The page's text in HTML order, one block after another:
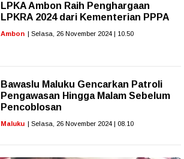
LPKA Ambon Raih Penghargaan
LPKRA 2024 dari Kementerian PPPA
Ambon | Selasa, 26 November 2024 | 10.50
Bawaslu Maluku Gencarkan Patroli
Pengawasan Hingga Malam Sebelum
Pencoblosan
Maluku | Selasa, 26 November 2024 | 08.10